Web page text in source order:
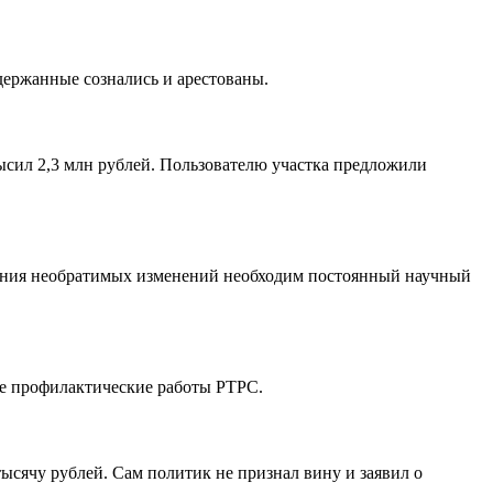
сознались и арестованы.
2,3 млн рублей. Пользователю участка предложили
необратимых изменений необходим постоянный научный
профилактические работы РТРС.
рублей. Сам политик не признал вину и заявил о